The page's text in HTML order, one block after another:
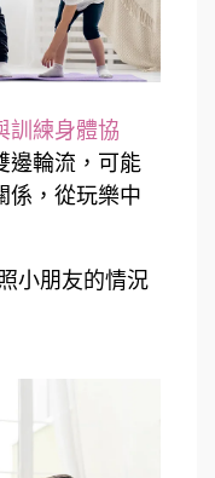
訓練身體協
邊輪流，可能
係，從玩樂中
小朋友的情況